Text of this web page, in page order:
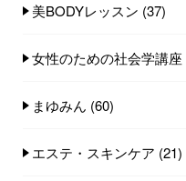
美BODYレッスン (37)
女性のための社会学講座
まゆみん (60)
エステ・スキンケア (21)